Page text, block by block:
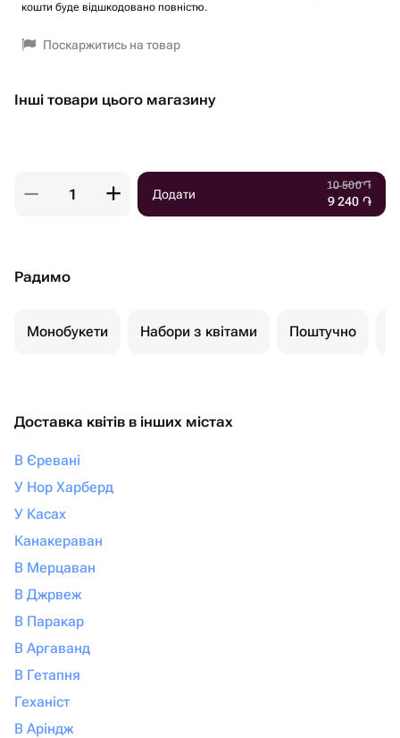
кошти буде відшкодовано повністю.
Поскаржитись на товар
Інші товари цього магазину
Додати
10 500֏
9 240 ֏
Радимо
Монобукети Набори з квітами Поштучно
Доставка квітів в інших містах
В Єревані
У Нор Харберд
У Касах
Канакераван
В Мерцаван
В Джрвеж
В Паракар
В Аргаванд
В Гетапня
Геханіст
В Аріндж